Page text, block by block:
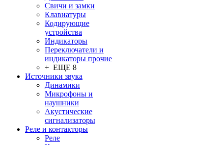
Свичи и замки
Клавиатуры
Кодирующие
устройства
Индикаторы
Переключатели и
индикаторы прочие
+ ЕЩЕ 8
Источники звука
Динамики
Микрофоны и
наушники
Акустические
сигнализаторы
Реле и контакторы
Реле